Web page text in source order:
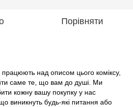
Порівняти
над описом цього коміксу,
саме те, що вам до душі. Ми
кожну вашу покупку у нас
виникнуть будь-які питання або